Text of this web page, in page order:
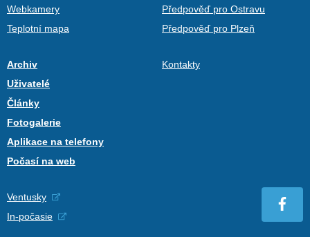
Webkamery
Teplotní mapa
Předpověď pro Ostravu
Předpověď pro Plzeň
Archiv
Uživatelé
Články
Fotogalerie
Aplikace na telefony
Počasí na web
Kontakty
Ventusky
In-počasie